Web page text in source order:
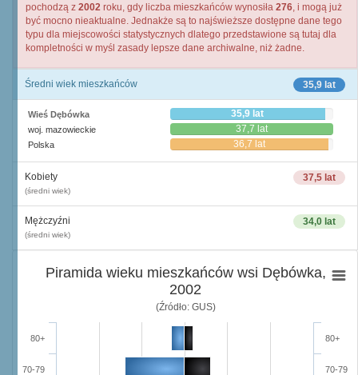
pochodzą z 2002 roku, gdy liczba mieszkańców wynosiła 276, i mogą już
być mocno nieaktualne. Jednakże są to najświeższe dostępne dane tego
typu dla miejscowości statystycznych dlatego przedstawione są tutaj dla
kompletności w myśl zasady lepsze dane archiwalne, niż żadne.
35,9 lat
Średni wiek mieszkańców
Wieś Dębówka 35,9 lat
woj. mazowieckie 37,7 lat
Polska 36,7 lat
37,5 lat
Kobiety
(średni wiek)
34,0 lat
Mężczyźni
(średni wiek)
Piramida wieku mieszkańców wsi Dębówka,
2002
(Źródło: GUS)
70-79
80+
70-79
80+